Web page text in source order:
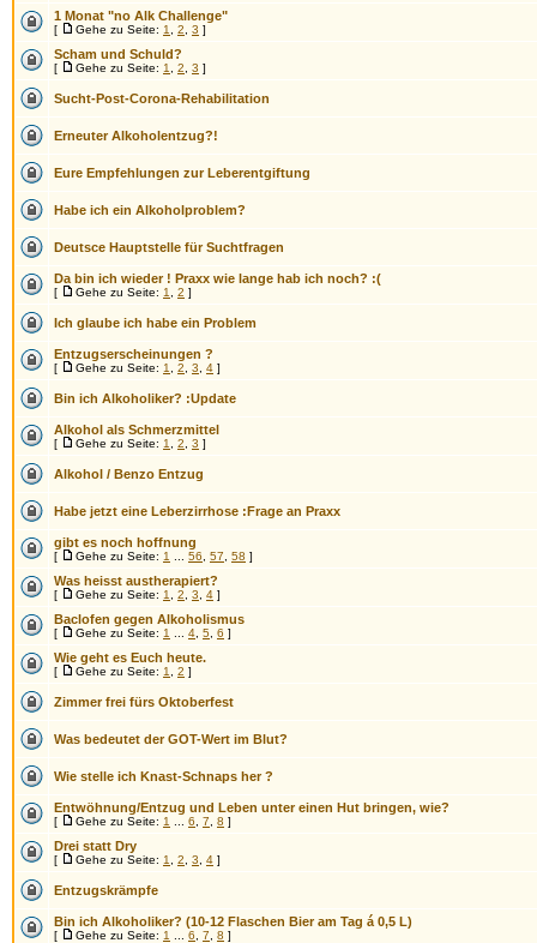
1 Monat "no Alk Challenge"
[ Gehe zu Seite: 1 2 3 ]
Scham und Schuld?
[ Gehe zu Seite: 1 2 3 ]
Sucht-Post-Corona-Rehabilitation
Erneuter Alkoholentzug?!
Eure Empfehlungen zur Leberentgiftung
Habe ich ein Alkoholproblem?
Deutsce Hauptstelle für Suchtfragen
Da bin ich wieder ! Praxx wie lange hab ich noch? :(
[ Gehe zu Seite: 1 2 ]
Ich glaube ich habe ein Problem
Entzugserscheinungen ?
[ Gehe zu Seite: 1 2 3 4 ]
Bin ich Alkoholiker? :Update
Alkohol als Schmerzmittel
[ Gehe zu Seite: 1 2 3 ]
Alkohol / Benzo Entzug
Habe jetzt eine Leberzirrhose :Frage an Praxx
gibt es noch hoffnung
[ Gehe zu Seite: 1 56 57 58 ]
Was heisst austherapiert?
[ Gehe zu Seite: 1 2 3 4 ]
Baclofen gegen Alkoholismus
[ Gehe zu Seite: 1 4 5 6 ]
Wie geht es Euch heute.
[ Gehe zu Seite: 1 2 ]
Zimmer frei fürs Oktoberfest
Was bedeutet der GOT-Wert im Blut?
Wie stelle ich Knast-Schnaps her ?
Entwöhnung/Entzug und Leben unter einen Hut bringen, wie?
[ Gehe zu Seite: 1 6 7 8 ]
Drei statt Dry
[ Gehe zu Seite: 1 2 3 4 ]
Entzugskrämpfe
Bin ich Alkoholiker? (10-12 Flaschen Bier am Tag á 0,5 L)
[ Gehe zu Seite: 1 6 7 8 ]